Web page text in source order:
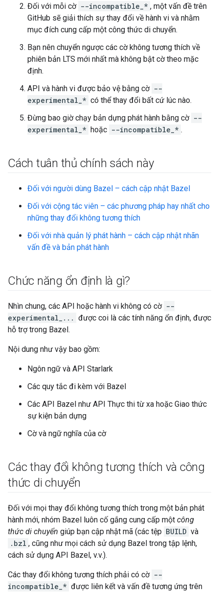
Đối với mỗi cờ --incompatible_* , một vấn đề trên
GitHub sẽ giải thích sự thay đổi về hành vi và nhằm
mục đích cung cấp một công thức di chuyển.
Bạn nên chuyển ngược các cờ không tương thích về
phiên bản LTS mới nhất mà không bật cờ theo mặc
định.
API và hành vi được bảo vệ bằng cờ --
experimental_* có thể thay đổi bất cứ lúc nào.
Đừng bao giờ chạy bản dựng phát hành bằng cờ --
experimental_* hoặc --incompatible_* .
Cách tuân thủ chính sách này
Đối với người dùng Bazel – cách cập nhật Bazel
Đối với cộng tác viên – các phương pháp hay nhất cho
những thay đổi không tương thích
Đối với nhà quản lý phát hành – cách cập nhật nhãn
vấn đề và bản phát hành
Chức năng ổn định là gì?
Nhìn chung, các API hoặc hành vi không có cờ --
experimental_... được coi là các tính năng ổn định, được
hỗ trợ trong Bazel.
Nội dung như vậy bao gồm:
Ngôn ngữ và API Starlark
Các quy tắc đi kèm với Bazel
Các API Bazel như API Thực thi từ xa hoặc Giao thức
sự kiện bản dựng
Cờ và ngữ nghĩa của cờ
Các thay đổi không tương thích và công
thức di chuyển
Đối với mọi thay đổi không tương thích trong một bản phát
hành mới, nhóm Bazel luôn cố gắng cung cấp một công
thức di chuyển giúp bạn cập nhật mã (các tệp BUILD và
.bzl , cũng như mọi cách sử dụng Bazel trong tập lệnh,
cách sử dụng API Bazel, v.v.).
Các thay đổi không tương thích phải có cờ --
incompatible_* được liên kết và vấn đề tương ứng trên